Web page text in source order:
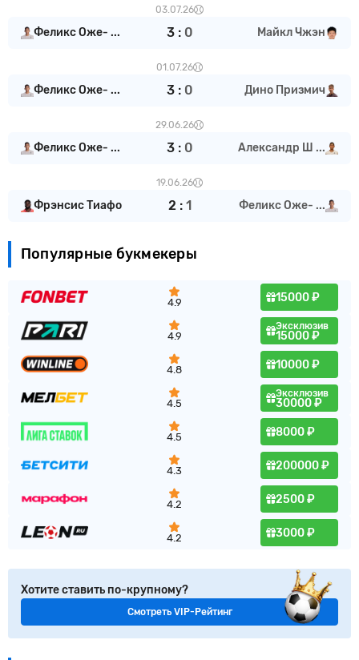
03.07.26
Феликс Оже- ... 3: 0 Майкл Чжэн
01.07.26
Феликс Оже- ... 3: 0 Дино Призмич
29.06.26
Феликс Оже- ... 3: 0 Александр Ш ...
19.06.26
Фрэнсис Тиафо 2 : 1 Феликс Оже- ...
Популярные букмекеры
4.9 15000 ₽
4.9
Эксклюзив
15000 ₽
4.8 10000 ₽
4.5
Эксклюзив
30000 ₽
4.5 8000 ₽
4.3 200000 ₽
4.2 2500 ₽
4.2 3000 ₽
Хотите ставить по-крупному?
Смотреть VIP-Рейтинг